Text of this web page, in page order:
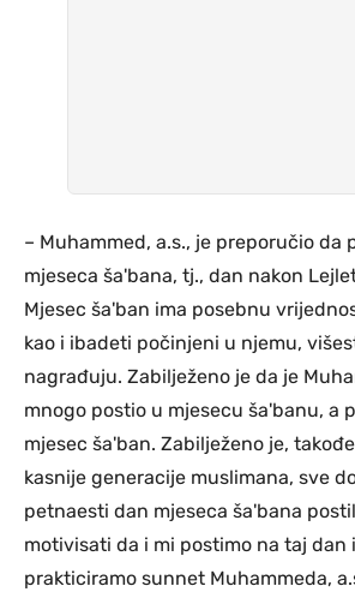
– Muhammed, a.s., je preporučio da
mjeseca ša'bana, tj., dan nakon
Mjesec ša'ban ima posebnu
kao i ibadeti počinjeni u njemu,
nagrađuju. Zabilježeno je da je
mnogo postio u mjesecu ša'banu, a
mjesec ša'ban. Zabilježeno je,
kasnije generacije muslimana, sve
petnaesti dan mjeseca ša'bana
motivisati da i mi postimo na taj dan
prakticiramo sunnet Muhammeda,